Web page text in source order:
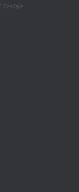
/></a>